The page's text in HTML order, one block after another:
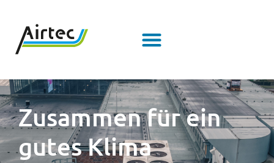
Zusammen für ein
gutesKlima